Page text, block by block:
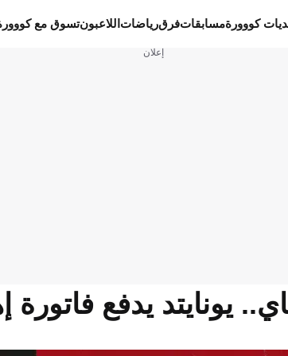
كووورةمسابقاتفرقرياضات اللاعبونتسوق مع
إعلان
يونايتد يدفع فاتورة